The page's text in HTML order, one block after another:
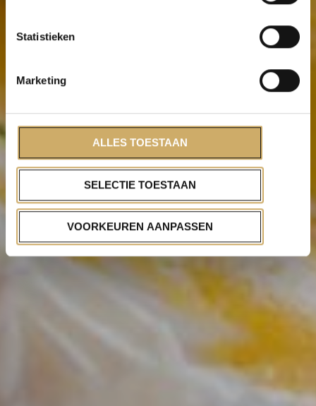
Statistieken
Marketing
ALLES TOESTAAN
SELECTIE TOESTAAN
VOORKEUREN AANPASSEN